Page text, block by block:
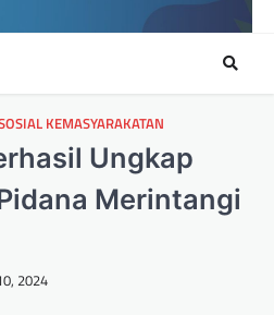
KEMASYARAKATAN
Ungkap
Merintangi
2024